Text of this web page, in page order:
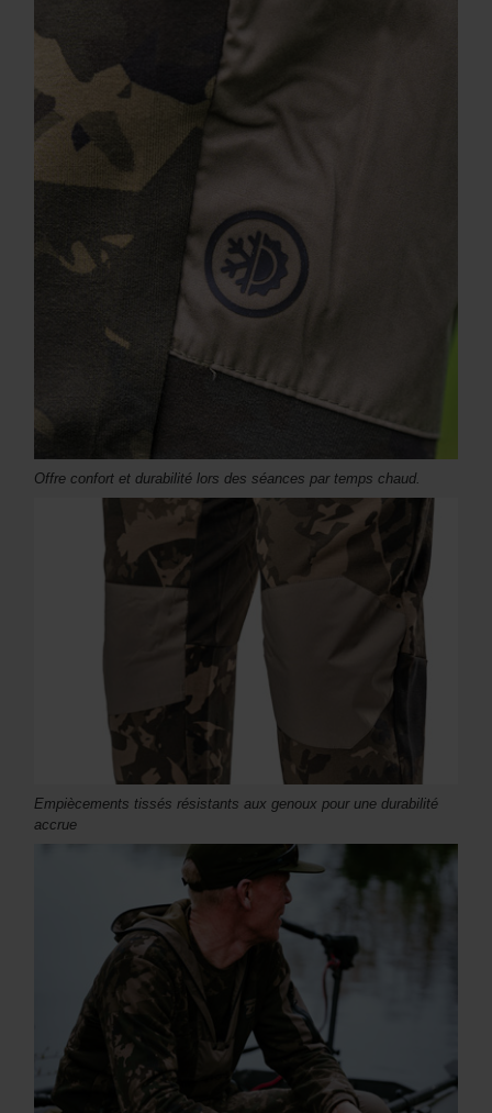
Offre confort et durabilité lors des séances par temps chaud.
Empiècements tissés résistants aux genoux pour une durabilité
accrue